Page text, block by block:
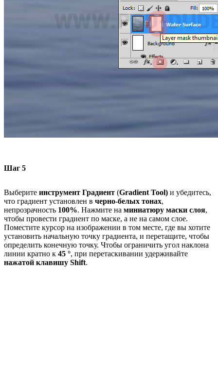
Шаг 5
Выберите инструмент Градиент (Gradient Tool) и убедитесь,
что градиент установлен в черно-белых тонах,
непрозрачность 100%. Нажмите на миниатюру маски слоя,
чтобы провести градиент по маске, а не на самом слое.
Поместите курсор на изображении в том месте, где вы хотите
установить начальную точку градиента, и перетащите, чтобы
определить конечную точку. Чтобы ограничить угол наклона
линии кратно к 45 °, при перетаскивании удерживайте
нажатой клавишу Shift.